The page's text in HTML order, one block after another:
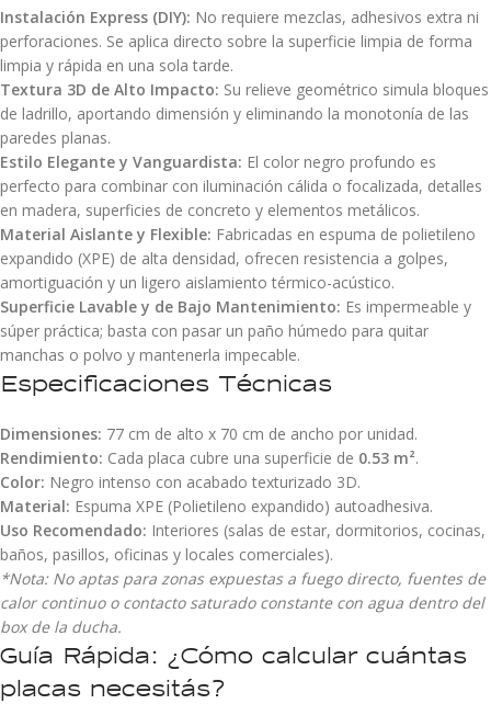
Instalación Express (DIY): No requiere mezclas, adhesivos extra ni
perforaciones. Se aplica directo sobre la superficie limpia de forma
limpia y rápida en una sola tarde.
Textura 3D de Alto Impacto: Su relieve geométrico simula bloques
de ladrillo, aportando dimensión y eliminando la monotonía de las
paredes planas.
Estilo Elegante y Vanguardista: El color negro profundo es
perfecto para combinar con iluminación cálida o focalizada, detalles
en madera, superficies de concreto y elementos metálicos.
Material Aislante y Flexible: Fabricadas en espuma de polietileno
expandido (XPE) de alta densidad, ofrecen resistencia a golpes,
amortiguación y un ligero aislamiento térmico-acústico.
Superficie Lavable y de Bajo Mantenimiento: Es impermeable y
súper práctica; basta con pasar un paño húmedo para quitar
manchas o polvo y mantenerla impecable.
Especificaciones Técnicas
Dimensiones: 77 cm de alto x 70 cm de ancho por unidad.
Rendimiento: Cada placa cubre una superficie de 0.53 m².
Color: Negro intenso con acabado texturizado 3D.
Material: Espuma XPE (Polietileno expandido) autoadhesiva.
Uso Recomendado: Interiores (salas de estar, dormitorios, cocinas,
baños, pasillos, oficinas y locales comerciales).
*Nota: No aptas para zonas expuestas a fuego directo, fuentes de
calor continuo o contacto saturado constante con agua dentro del
box de la ducha.
Guía Rápida: ¿Cómo calcular cuántas
placas necesitás?